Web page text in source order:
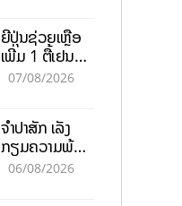
ສາກົນ, ຫັນສູ່ດິຈິ
ຕອນ
ຍີ່ປຸ່ນຊ່ວຍເຫຼືອ
ເພີ່ມ 1 ຕື້ເຢນ
ອັບເກຣດ
ເຕີບໂຕ
07/08/2026
ຈຳປາສັກ ເລັ່ງ
ກຽມຄວາມພ້ອມ
“ປີທ່ອງທ່ຽວ
06/08/2026